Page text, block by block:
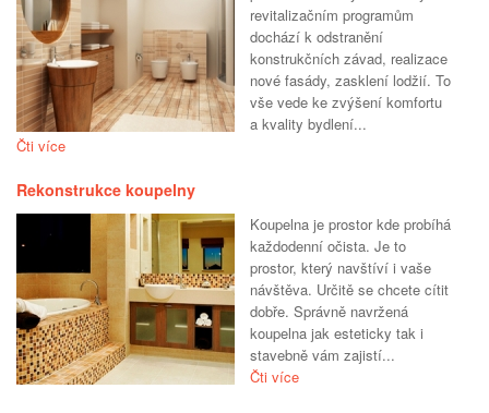
revitalizačním programům
dochází k odstranění
konstrukčních závad, realizace
nové fasády, zasklení lodžií. To
vše vede ke zvýšení komfortu
a kvality bydlení...
Čti více
Rekonstrukce koupelny
Koupelna je prostor kde probíhá
každodenní očista. Je to
prostor, který navštíví i vaše
návštěva. Určitě se chcete cítit
dobře. Správně navržená
koupelna jak esteticky tak i
stavebně vám zajistí...
Čti více